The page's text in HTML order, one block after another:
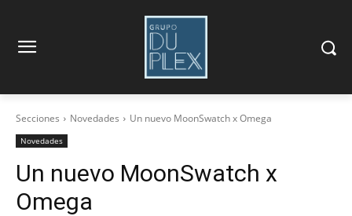
Secciones Novedades Un nuevo MoonSwatch x Omega
Novedades
Un nuevo MoonSwatch x
Omega